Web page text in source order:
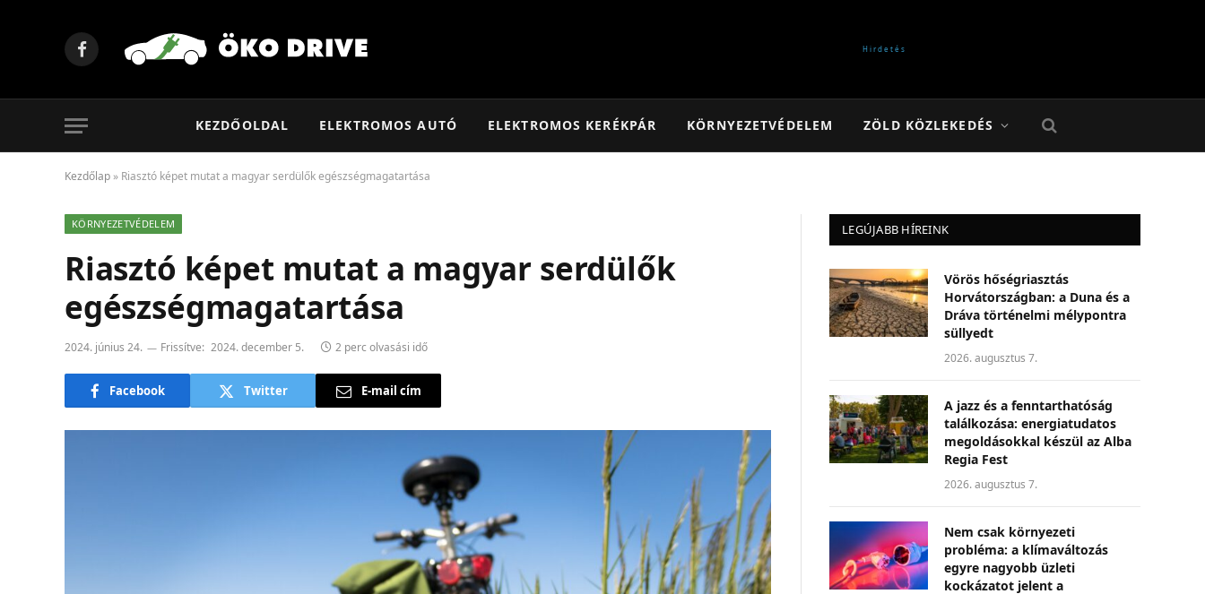
Facebook
KEZDŐOLDAL ELEKTROMOS AUTÓ ELEKTROMOS KERÉKPÁR KÖRNYEZETVÉDELEM ZÖLD KÖZLEKEDÉS
Kezdőlap » Riasztó képet mutat a magyar serdülők egészségmagatartása
KÖRNYEZETVÉDELEM
Riasztó képet mutat a magyar serdülők
egészségmagatartása
2024. június 24. Frissítve: 2024. december 5. 2 perc olvasási idő
Facebook Twitter E-mail cím
LEGÚJABB HÍREINK
Vörös hőségriasztás
Horvátországban: a Duna és a
Dráva történelmi mélypontra
süllyedt
2026. augusztus 7.
A jazz és a fenntarthatóság
találkozása: energiatudatos
megoldásokkal készül az Alba
Regia Fest
2026. augusztus 7.
Nem csak környezeti
probléma: a klímaváltozás
egyre nagyobb üzleti
kockázatot jelent a